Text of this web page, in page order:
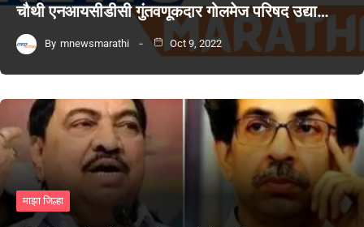
चौथी एनआयसीडीसी गुंतवणूकदार गोलमेज परिषद उद्या…
By mnewsmarathi Oct 9, 2022
माझा जिल्हा